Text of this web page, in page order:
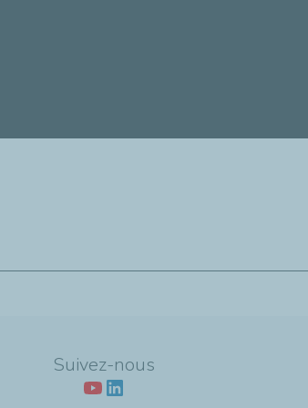
: TotalEnergies
Suivez-nous